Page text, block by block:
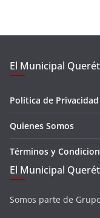
El Municipal
Política de Privacidad
Quienes Somos
Términos y
El Municipal
Somos parte de